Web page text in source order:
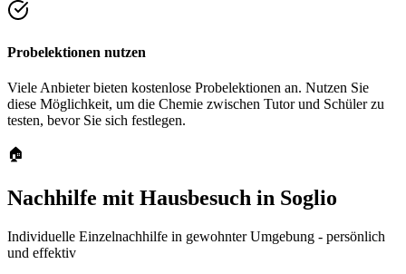
Probelektionen nutzen
Viele Anbieter bieten kostenlose Probelektionen an. Nutzen Sie
diese Möglichkeit, um die Chemie zwischen Tutor und Schüler zu
testen, bevor Sie sich festlegen.
🏠
Nachhilfe mit Hausbesuch in Soglio
Individuelle Einzelnachhilfe in gewohnter Umgebung - persönlich
und effektiv